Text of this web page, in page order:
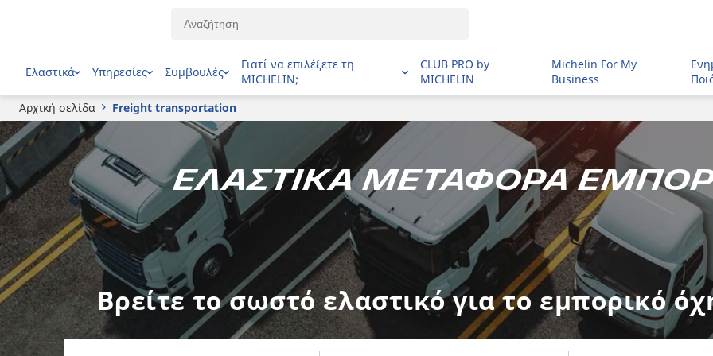
Ελαστικά Υπηρεσίες Συμβουλές
Γιατί να επιλέξετε τη
MICHELIN;
CLUB PRO by
MICHELIN
Michelin For My
Business
Αρχική σελίδα Freight transportation
Ελαστικά Μεταφορά
Βρείτε το σωστό ελαστικό για το εμπορικό